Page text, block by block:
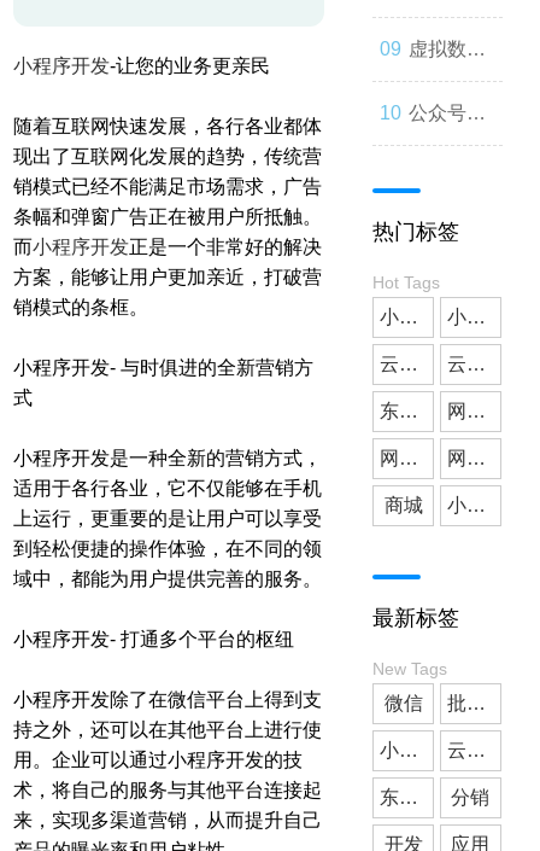
小程序开发-让您的业务更亲民
随着互联网快速发展，各行各业都体
现出了互联网化发展的趋势，传统营
销模式已经不能满足市场需求，广告
条幅和弹窗广告正在被用户所抵触。
而小程序开发正是一个非常好的解决
方案，能够让用户更加亲近，打破营
销模式的条框。
小程序开发- 与时俱进的全新营销方
式
小程序开发是一种全新的营销方式，
适用于各行各业，它不仅能够在手机
上运行，更重要的是让用户可以享受
到轻松便捷的操作体验，在不同的领
域中，都能为用户提供完善的服务。
小程序开发- 打通多个平台的枢纽
小程序开发除了在微信平台上得到支
持之外，还可以在其他平台上进行使
用。企业可以通过小程序开发的技
术，将自己的服务与其他平台连接起
来，实现多渠道营销，从而提升自己
的第一选
择
考虑加
入？
序开发高
手？
流程与技
巧
虚拟数字
人：从奇
现实
公众号开
一款受欢
迎的社交
媒体应用
热门标签
Hot Tags
小微公司 小程序开发
云派网络 云派小程序开发
东莞小程序开发 网站建设
网站搭建 网站开发
商城 小程序商城
最新标签
New Tags
微信 批发小程序
小微公司 云派小程序开发
东莞小程序开发 分销
开发 应用